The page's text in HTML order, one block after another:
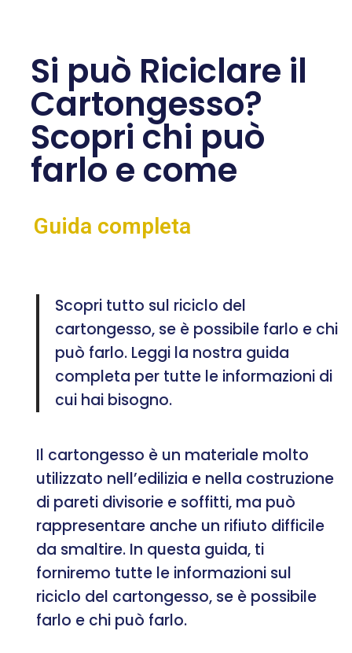
Si può Riciclare il
Cartongesso?
Scopri chi può
farlo e come
Guida completa
Scopri tutto sul riciclo del
cartongesso, se è possibile farlo e chi
può farlo. Leggi la nostra guida
completa per tutte le informazioni di
cui hai bisogno.
Il cartongesso è un materiale molto
utilizzato nell’edilizia e nella costruzione
di pareti divisorie e soffitti, ma può
rappresentare anche un rifiuto difficile
da smaltire. In questa guida, ti
forniremo tutte le informazioni sul
riciclo del cartongesso, se è possibile
farlo e chi può farlo.